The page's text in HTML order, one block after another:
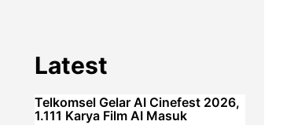
Latest
Telkomsel Gelar AI Cinefest 2026,
1.111 Karya Film AI Masuk